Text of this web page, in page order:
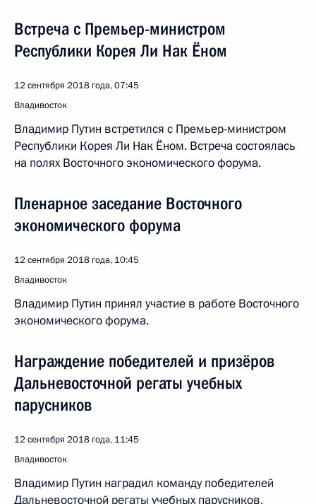
Встреча с Премьер-министром
Республики Корея Ли Нак Ёном
12 сентября 2018 года, 07:45
Владивосток
Владимир Путин встретился с Премьер-министром
Республики Корея Ли Нак Ёном. Встреча состоялась
на полях Восточного экономического форума.
Пленарное заседание Восточного
экономического форума
12 сентября 2018 года, 10:45
Владивосток
Владимир Путин принял участие в работе Восточного
экономического форума.
Награждение победителей и призёров
Дальневосточной регаты учебных
парусников
12 сентября 2018 года, 11:45
Владивосток
Владимир Путин наградил команду победителей
Дальневосточной регаты учебных парусников,